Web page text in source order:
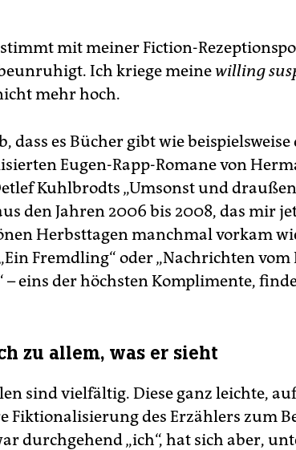
mit meiner Fiction-
Ich kriege meinewilling
mehr hoch.
dass es Bücher gibt wie
Eugen-Rapp-Romane von
Kuhlbrodts „Umsonst und
den Jahren 2006 bis 2008, das mir
Herbsttagen manchmal vorkam
Fremdling“ oder „Nachrichten vom
– eins der höchsten Komplimente,
zu allem, was er sieht
sind vielfältig. Diese ganz leichte,
Fiktionalisierung des Erzählers zum
durchgehend „ich“, hat sich aber,